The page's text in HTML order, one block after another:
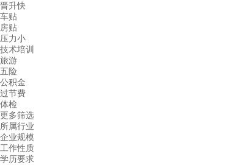
晋升快
车贴
房贴
压力小
技术培训
旅游
五险
公积金
过节费
体检
更多筛选
所属行业
企业规模
工作性质
学历要求